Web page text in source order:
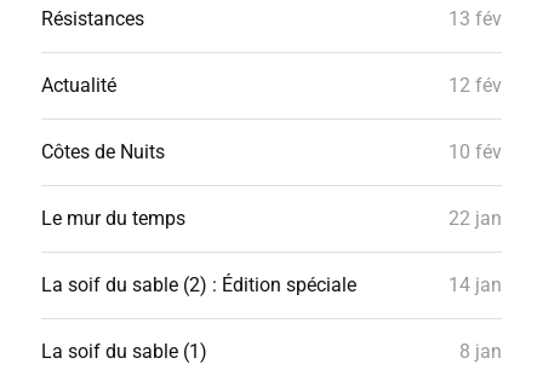
Résistances 13 fév
Actualité 12 fév
Côtes de Nuits 10 fév
Le mur du temps 22 jan
La soif du sable (2) : Édition spéciale 14 jan
La soif du sable (1) 8 jan